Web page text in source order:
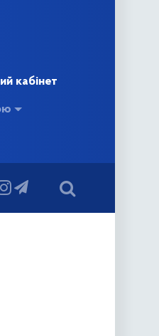
кабінет